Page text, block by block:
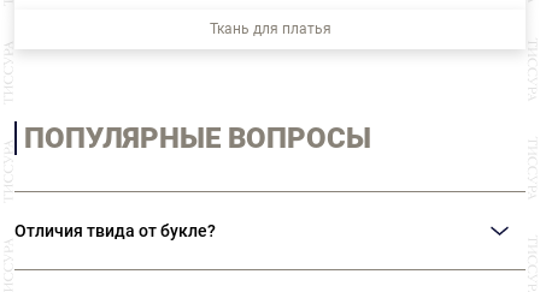
Ткань для платья
ПОПУЛЯРНЫЕ ВОПРОСЫ
Отличия твида от букле?